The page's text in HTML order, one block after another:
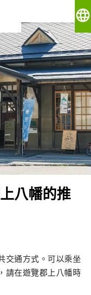
language
八幡的推
交通方式。可以乘坐
請在遊覽郡上八幡時